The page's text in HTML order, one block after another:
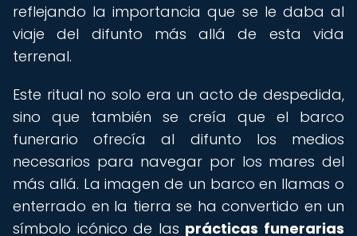
reflejando la importancia que se le daba al
viaje del difunto más allá de esta vida
terrenal.
Este ritual no solo era un acto de despedida,
sino que también se creía que el barco
funerario ofrecía al difunto los medios
necesarios para navegar por los mares del
más allá. La imagen de un barco en llamas o
enterrado en la tierra se ha convertido en un
símbolo icónico de las prácticas funerarias